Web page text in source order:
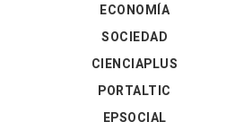
ECONOMÍA
SOCIEDAD
CIENCIAPLUS
PORTALTIC